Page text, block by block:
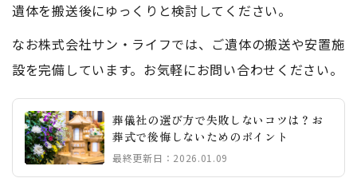
遺体を搬送後にゆっくりと検討してください。
なお株式会社サン・ライフでは、ご遺体の搬送や安置施
設を完備しています。お気軽にお問い合わせください。
葬儀社の選び方で失敗しないコツは？お
葬式で後悔しないためのポイント
最終更新日：2026.01.09